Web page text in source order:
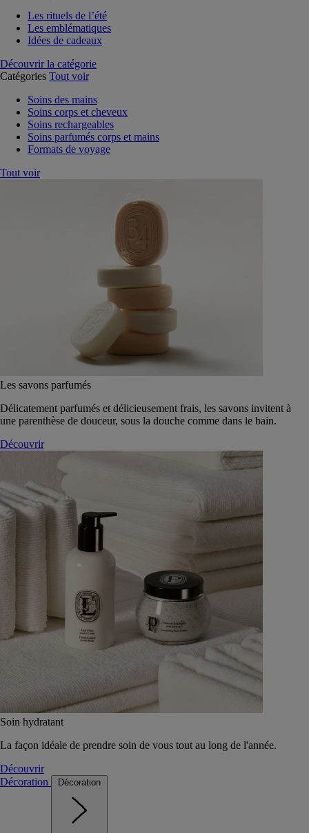
Les rituels de l’été
Les emblématiques
Idées de cadeaux
Découvrir la catégorie
Catégories Tout voir
Soins des mains
Soins corps et cheveux
Soins rechargeables
Soins parfumés corps et mains
Formats de voyage
Tout voir
Les savons parfumés
Délicatement parfumés et délicieusement frais, les savons invitent à
une parenthèse de douceur, sous la douche comme dans le bain.
Découvrir
Soin hydratant
La façon idéale de prendre soin de vous tout au long de l'année.
Découvrir
Décoration
Décoration